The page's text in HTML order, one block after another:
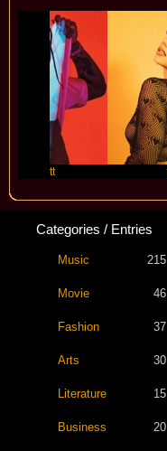
Categories / Entries
Music 215
Movie 46
Fashion 37
Arts 30
Literature 15
Business 20